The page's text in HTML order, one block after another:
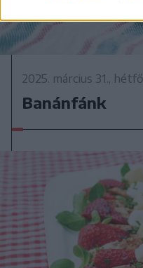
2025. március 31., hétfő
Banánfánk